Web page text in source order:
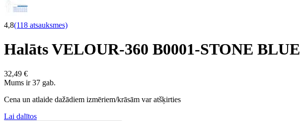
4,8(118 atsauksmes)
Halāts VELOUR-360 B0001-STONE BLUE
32,49 €
Mums ir 37 gab.
Cena un atlaide dažādiem izmēriem/krāsām var atšķirties
Lai dalītos